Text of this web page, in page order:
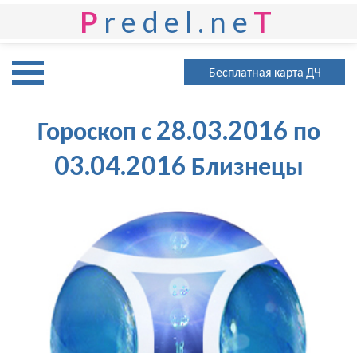
P redel.ne T
Бесплатная карта ДЧ
Гороскоп с 28.03.2016 по
03.04.2016 Близнецы